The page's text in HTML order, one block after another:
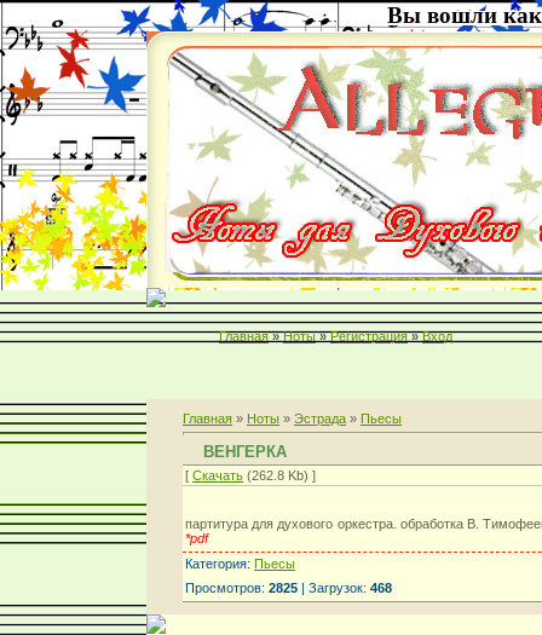
Вы вошли как
Главная » Ноты » Регистрация » Вход
Главная » Ноты » Эстрада » Пьесы
ВЕНГЕРКА
[ Скачать (262.8 Kb) ]
партитура для духового оркестра. обработка В.
*pdf
Категория: Пьесы
Просмотров: 2825 | Загрузок: 468